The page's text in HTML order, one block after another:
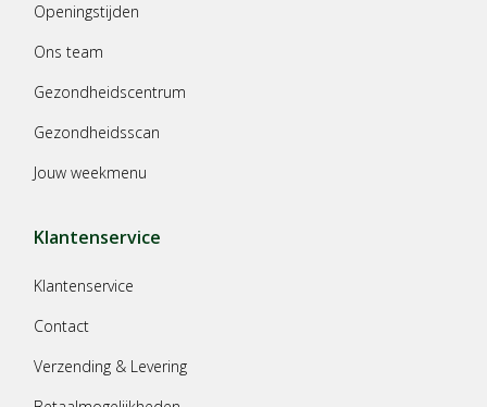
Openingstijden
Ons team
Gezondheidscentrum
Gezondheidsscan
Jouw weekmenu
Klantenservice
Klantenservice
Contact
Verzending & Levering